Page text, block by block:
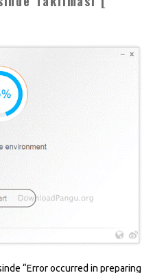
“Error occurred in preparing